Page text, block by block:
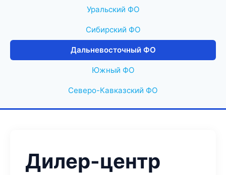
Уральский ФО
Сибирский ФО
Дальневосточный ФО
Южный ФО
Северо-Кавказский ФО
Дилер-центр